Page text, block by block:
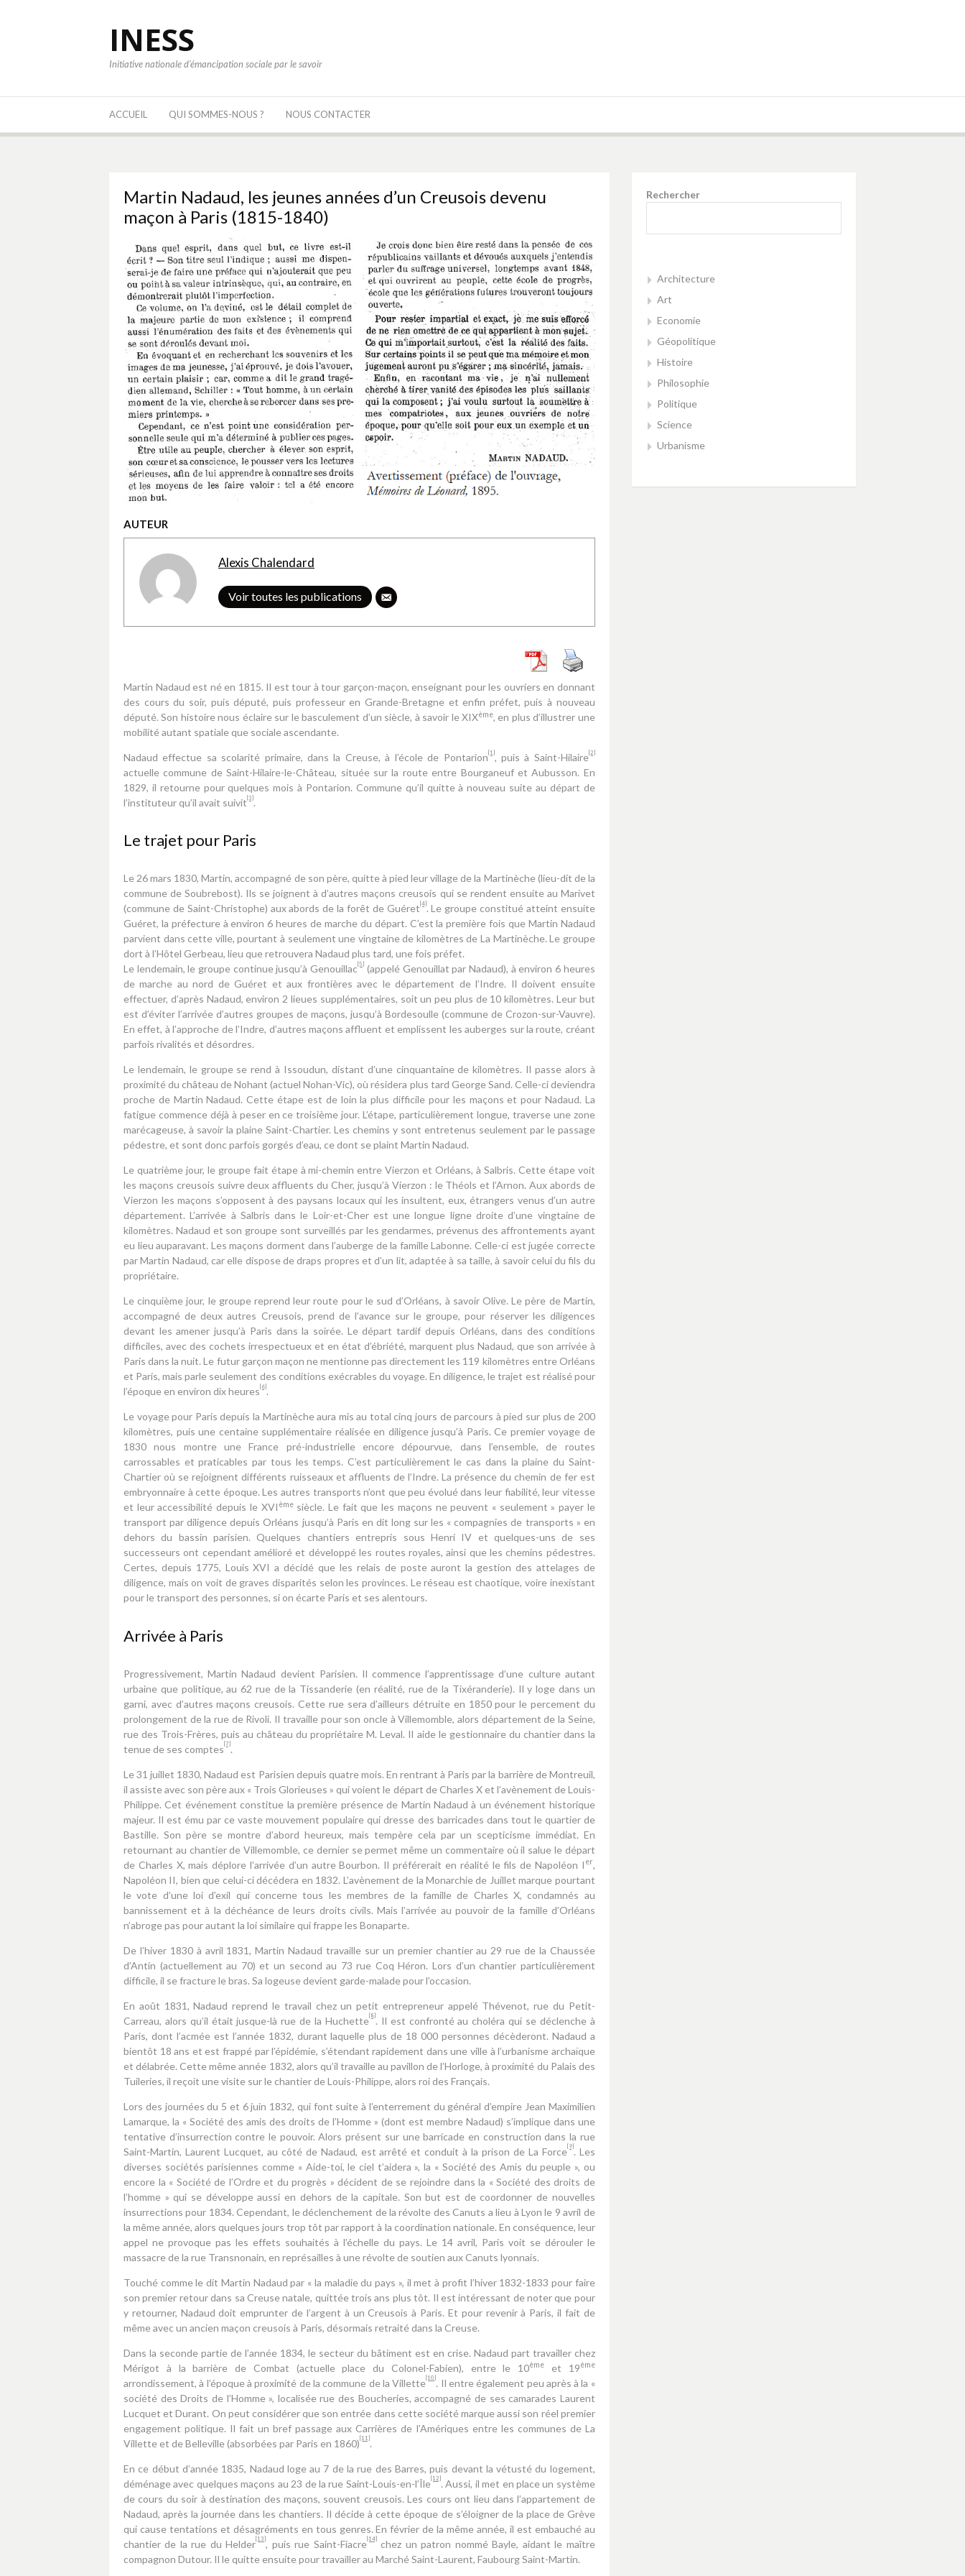
INESS
Initiative nationale d'émancipation sociale par le savoir
ACCUEIL QUI SOMMES-NOUS ? NOUS CONTACTER
Martin Nadaud, les jeunes années d’un Creusois devenu
maçon à Paris (1815-1840)
AUTEUR
Alexis Chalendard
Voir toutes les publications
Martin Nadaud est né en 1815. Il est tour à tour garçon-maçon, enseignant pour les ouvriers en donnant
des cours du soir, puis député, puis professeur en Grande-Bretagne et enfin préfet, puis à nouveau
député. Son histoire nous éclaire sur le basculement d’un siècle, à savoir le XIXème, en plus d’illustrer une
mobilité autant spatiale que sociale ascendante.
Nadaud effectue sa scolarité primaire, dans la Creuse, à l’école de Pontarion [1], puis à Saint-Hilaire[2]
actuelle commune de Saint-Hilaire-le-Château, située sur la route entre Bourganeuf et Aubusson. En
1829, il retourne pour quelques mois à Pontarion. Commune qu’il quitte à nouveau suite au départ de
l’instituteur qu’il avait suivit [3] .
Le trajet pour Paris
Le 26 mars 1830, Martin, accompagné de son père, quitte à pied leur village de la Martinèche (lieu-dit de la
commune de Soubrebost). Ils se joignent à d’autres maçons creusois qui se rendent ensuite au Marivet
(commune de Saint-Christophe) aux abords de la forêt de Guéret [4]. Le groupe constitué atteint ensuite
Guéret, la préfecture à environ 6 heures de marche du départ. C’est la première fois que Martin Nadaud
parvient dans cette ville, pourtant à seulement une vingtaine de kilomètres de La Martinèche. Le groupe
dort à l’Hôtel Gerbeau, lieu que retrouvera Nadaud plus tard, une fois préfet.
Le lendemain, le groupe continue jusqu’à Genouillac[5] (appelé Genouillat par Nadaud), à environ 6 heures
de marche au nord de Guéret et aux frontières avec le département de l’Indre. Il doivent ensuite
effectuer, d’après Nadaud, environ 2 lieues supplémentaires, soit un peu plus de 10 kilomètres. Leur but
est d’éviter l’arrivée d’autres groupes de maçons, jusqu’à Bordesoulle (commune de Crozon-sur-Vauvre).
En effet, à l’approche de l’Indre, d’autres maçons affluent et emplissent les auberges sur la route, créant
parfois rivalités et désordres.
Le lendemain, le groupe se rend à Issoudun, distant d’une cinquantaine de kilomètres. Il passe alors à
proximité du château de Nohant (actuel Nohan-Vic), où résidera plus tard George Sand. Celle-ci deviendra
proche de Martin Nadaud. Cette étape est de loin la plus difficile pour les maçons et pour Nadaud. La
fatigue commence déjà à peser en ce troisième jour. L’étape, particulièrement longue, traverse une zone
marécageuse, à savoir la plaine Saint-Chartier. Les chemins y sont entretenus seulement par le passage
pédestre, et sont donc parfois gorgés d’eau, ce dont se plaint Martin Nadaud.
Le quatrième jour, le groupe fait étape à mi-chemin entre Vierzon et Orléans, à Salbris. Cette étape voit
les maçons creusois suivre deux affluents du Cher, jusqu’à Vierzon : le Théols et l’Arnon. Aux abords de
Vierzon les maçons s’opposent à des paysans locaux qui les insultent, eux, étrangers venus d’un autre
département. L’arrivée à Salbris dans le Loir-et-Cher est une longue ligne droite d’une vingtaine de
kilomètres. Nadaud et son groupe sont surveillés par les gendarmes, prévenus des affrontements ayant
eu lieu auparavant. Les maçons dorment dans l’auberge de la famille Labonne. Celle-ci est jugée correcte
par Martin Nadaud, car elle dispose de draps propres et d’un lit, adaptée à sa taille, à savoir celui du fils du
propriétaire.
Le cinquième jour, le groupe reprend leur route pour le sud d’Orléans, à savoir Olive. Le père de Martin,
accompagné de deux autres Creusois, prend de l’avance sur le groupe, pour réserver les diligences
devant les amener jusqu’à Paris dans la soirée. Le départ tardif depuis Orléans, dans des conditions
difficiles, avec des cochets irrespectueux et en état d’ébriété, marquent plus Nadaud, que son arrivée à
Paris dans la nuit. Le futur garçon maçon ne mentionne pas directement les 119 kilomètres entre Orléans
et Paris, mais parle seulement des conditions exécrables du voyage. En diligence, le trajet est réalisé pour
l’époque en environ dix heures [6].
Le voyage pour Paris depuis la Martinèche aura mis au total cinq jours de parcours à pied sur plus de 200
kilomètres, puis une centaine supplémentaire réalisée en diligence jusqu’à Paris. Ce premier voyage de
1830 nous montre une France pré-industrielle encore dépourvue, dans l’ensemble, de routes
carrossables et praticables par tous les temps. C’est particulièrement le cas dans la plaine du Saint-
Chartier où se rejoignent différents ruisseaux et affluents de l’Indre. La présence du chemin de fer est
embryonnaire à cette époque. Les autres transports n’ont que peu évolué dans leur fiabilité, leur vitesse
et leur accessibilité depuis le XVI èmesiècle. Le fait que les maçons ne peuvent « seulement » payer le
transport par diligence depuis Orléans jusqu’à Paris en dit long sur les « compagnies de transports » en
dehors du bassin parisien. Quelques chantiers entrepris sous Henri IV et quelques-uns de ses
successeurs ont cependant amélioré et développé les routes royales, ainsi que les chemins pédestres.
Certes, depuis 1775, Louis XVI a décidé que les relais de poste auront la gestion des attelages de
diligence, mais on voit de graves disparités selon les provinces. Le réseau est chaotique, voire inexistant
pour le transport des personnes, si on écarte Paris et ses alentours.
Arrivée à Paris
Progressivement, Martin Nadaud devient Parisien. Il commence l’apprentissage d’une culture autant
urbaine que politique, au 62 rue de la Tissanderie (en réalité, rue de la Tixéranderie). Il y loge dans un
garni, avec d’autres maçons creusois. Cette rue sera d’ailleurs détruite en 1850 pour le percement du
prolongement de la rue de Rivoli. Il travaille pour son oncle à Villemomble, alors département de la Seine,
rue des Trois-Frères, puis au château du propriétaire M. Leval. Il aide le gestionnaire du chantier dans la
tenue de ses comptes [7] .
Le 31 juillet 1830, Nadaud est Parisien depuis quatre mois. En rentrant à Paris par la barrière de Montreuil,
il assiste avec son père aux « Trois Glorieuses » qui voient le départ de Charles X et l’avènement de Louis-
Philippe. Cet événement constitue la première présence de Martin Nadaud à un événement historique
majeur. Il est ému par ce vaste mouvement populaire qui dresse des barricades dans tout le quartier de
Bastille. Son père se montre d’abord heureux, mais tempère cela par un scepticisme immédiat. En
retournant au chantier de Villemomble, ce dernier se permet même un commentaire où il salue le départ
de Charles X, mais déplore l’arrivée d’un autre Bourbon. Il préférerait en réalité le fils de Napoléon I er,
Napoléon II, bien que celui-ci décédera en 1832. L’avènement de la Monarchie de Juillet marque pourtant
le vote d’une loi d’exil qui concerne tous les membres de la famille de Charles X, condamnés au
bannissement et à la déchéance de leurs droits civils. Mais l’arrivée au pouvoir de la famille d’Orléans
n’abroge pas pour autant la loi similaire qui frappe les Bonaparte.
De l’hiver 1830 à avril 1831, Martin Nadaud travaille sur un premier chantier au 29 rue de la Chaussée
d’Antin (actuellement au 70) et un second au 73 rue Coq Héron. Lors d’un chantier particulièrement
difficile, il se fracture le bras. Sa logeuse devient garde-malade pour l’occasion.
En août 1831, Nadaud reprend le travail chez un petit entrepreneur appelé Thévenot, rue du Petit-
Carreau, alors qu’il était jusque-là rue de la Huchette[8]. Il est confronté au choléra qui se déclenche à
Paris, dont l’acmée est l’année 1832, durant laquelle plus de 18 000 personnes décèderont. Nadaud a
bientôt 18 ans et est frappé par l’épidémie, s’étendant rapidement dans une ville à l’urbanisme archaïque
et délabrée. Cette même année 1832, alors qu’il travaille au pavillon de l’Horloge, à proximité du Palais des
Tuileries, il reçoit une visite sur le chantier de Louis-Philippe, alors roi des Français.
Lors des journées du 5 et 6 juin 1832, qui font suite à l’enterrement du général d’empire Jean Maximilien
Lamarque, la « Société des amis des droits de l’Homme » (dont est membre Nadaud) s’implique dans une
tentative d’insurrection contre le pouvoir. Alors présent sur une barricade en construction dans la rue
Saint-Martin, Laurent Lucquet, au côté de Nadaud, est arrêté et conduit à la prison de La Force[9]. Les
diverses sociétés parisiennes comme « Aide-toi, le ciel t’aidera », la « Société des Amis du peuple », ou
encore la « Société de l’Ordre et du progrès » décident de se rejoindre dans la « Société des droits de
l’homme » qui se développe aussi en dehors de la capitale. Son but est de coordonner de nouvelles
insurrections pour 1834. Cependant, le déclenchement de la révolte des Canuts a lieu à Lyon le 9 avril de
la même année, alors quelques jours trop tôt par rapport à la coordination nationale. En conséquence, leur
appel ne provoque pas les effets souhaités à l’échelle du pays. Le 14 avril, Paris voit se dérouler le
massacre de la rue Transnonain, en représailles à une révolte de soutien aux Canuts lyonnais.
Touché comme le dit Martin Nadaud par « la maladie du pays », il met à profit l’hiver 1832-1833 pour faire
son premier retour dans sa Creuse natale, quittée trois ans plus tôt. Il est intéressant de noter que pour
y retourner, Nadaud doit emprunter de l’argent à un Creusois à Paris. Et pour revenir à Paris, il fait de
même avec un ancien maçon creusois à Paris, désormais retraité dans la Creuse.
Dans la seconde partie de l’année 1834, le secteur du bâtiment est en crise. Nadaud part travailler chez
Mérigot à la barrière de Combat (actuelle place du Colonel-Fabien), entre le 10ème et 19ème
arrondissement, à l’époque à proximité de la commune de la Villette[10] . Il entre également peu après à la «
société des Droits de l’Homme », localisée rue des Boucheries, accompagné de ses camarades Laurent
Lucquet et Durant. On peut considérer que son entrée dans cette société marque aussi son réel premier
engagement politique. Il fait un bref passage aux Carrières de l’Amériques entre les communes de La
Villette et de Belleville (absorbées par Paris en 1860) [11] .
En ce début d’année 1835, Nadaud loge au 7 de la rue des Barres, puis devant la vétusté du logement,
déménage avec quelques maçons au 23 de la rue Saint-Louis-en-l’Île[12]. Aussi, il met en place un système
de cours du soir à destination des maçons, souvent creusois. Les cours ont lieu dans l’appartement de
Nadaud, après la journée dans les chantiers. Il décide à cette époque de s’éloigner de la place de Grève
qui cause tentations et désagréments en tous genres. En février de la même année, il est embauché au
chantier de la rue du Helder[13], puis rue Saint-Fiacre[14]chez un patron nommé Bayle, aidant le maître
compagnon Dutour. Il le quitte ensuite pour travailler au Marché Saint-Laurent, Faubourg Saint-Martin.
Rechercher
Architecture
Art
Economie
Géopolitique
Histoire
Philosophie
Politique
Science
Urbanisme